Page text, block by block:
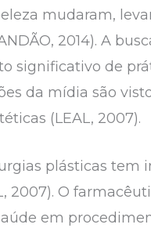
mudaram,
2014). A
significativo de
da mídia são
(LEAL, 2007).
plásticas tem
2007). O
em